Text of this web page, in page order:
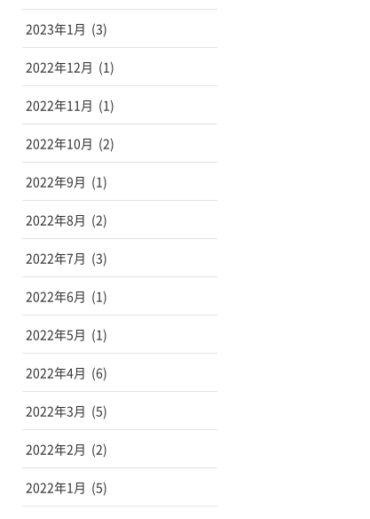
2023年1月 (3)
2022年12月 (1)
2022年11月 (1)
2022年10月 (2)
2022年9月 (1)
2022年8月 (2)
2022年7月 (3)
2022年6月 (1)
2022年5月 (1)
2022年4月 (6)
2022年3月 (5)
2022年2月 (2)
2022年1月 (5)